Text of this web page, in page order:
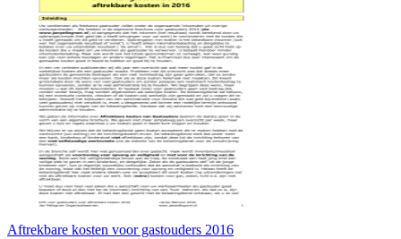
Aftrekbare kosten voor gastouders 2016